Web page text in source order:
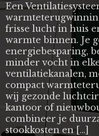
Een
frisse lucht in huis
warmte binnen. Je
energiebesparing,
minder vocht in
ventilatiekanalen,
compact
wij gezonde
kantoor of
combineer je
stookkosten en […]